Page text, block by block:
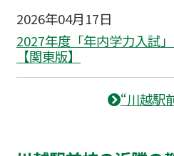
2026年04月17日
2027年度「年内学力入試
【関東版】
“川越駅